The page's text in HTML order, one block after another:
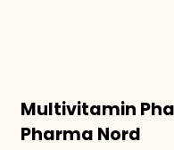
Multivitamin
Pharma Nord